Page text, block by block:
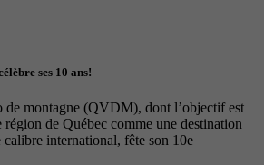
ses 10 ans!
de montagne (QVDM), dont l’objectif est
de Québec comme une destination
international, fête son 10e